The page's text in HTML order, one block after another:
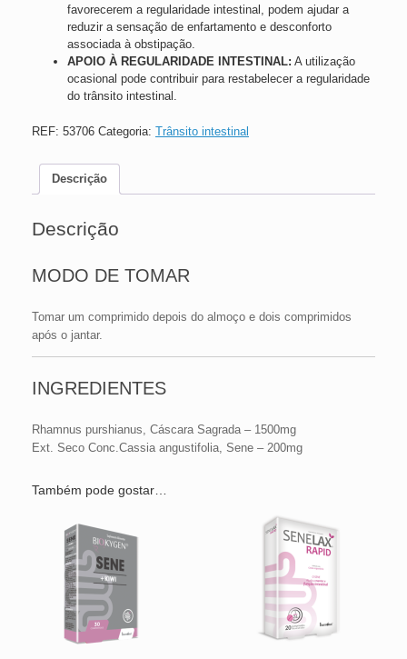
favorecerem a regularidade intestinal, podem ajudar a
reduzir a sensação de enfartamento e desconforto
associada à obstipação.
APOIO À REGULARIDADE INTESTINAL: A utilização
ocasional pode contribuir para restabelecer a regularidade
do trânsito intestinal.
REF: 53706 Categoria: Trânsito intestinal
Descrição
Descrição
MODO DE TOMAR
Tomar um comprimido depois do almoço e dois comprimidos
após o jantar.
INGREDIENTES
Rhamnus purshianus, Cáscara Sagrada – 1500mg
Ext. Seco Conc.Cassia angustifolia, Sene – 200mg
Também pode gostar…